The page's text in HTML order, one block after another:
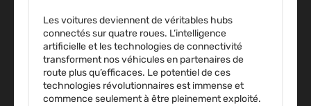
Les voitures deviennent de véritables hubs
connectés sur quatre roues. L’intelligence
artificielleet les technologies de connectivité
transforment nos véhicules en partenaires de
route plus qu’efficaces. Le potentiel de ces
technologies révolutionnaires est immense et
commence seulement à être pleinement exploité.